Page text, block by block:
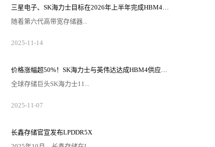
段。PRA是一项内部指标，用于证明产品的良率和性能
已达到量产标准。三星电子通过将10nm级第六代（1c）
DRAM芯片与采用其代工部门4nm逻辑工艺制造的基础
芯片相结合，克服了...
三星电子、SK海力士目标在2026年上半年完成HBM4E的研发
随着第六代高带宽存储器...
（HBM4）在存储半导体行业的竞争日趋激烈，对下一
代HBM的需求也日益凸显，促使三星电子和SK海力士加
“通用”产品，转向根据客户需求设计和供应核心组件的
“定制”产品。据韩媒报道称，有业内消息透露，三星电
子与SK海力士已设定目标，力争最早于明年上半年完成
HBM4E的开发工作。据...
2025-11-14
​价格涨幅超50%！SK海力士与英伟达达成HBM4供应协议
全球存储巨头SK海力士11...
月5日正式宣布，已与英伟达完成2026年高带宽内存
（HBM4）的供应价格及数量谈判。根据双方达成的协
元/颗）涨幅达51.4%，超出此前业内500美元的预期价
12%。这一合作不仅巩固了SK海力士在HBM市场的主导
地位，更折射出AI时代高端内存供需失衡的行业现状。
2025-11-07
长鑫存储官宣发布LPDDR5X